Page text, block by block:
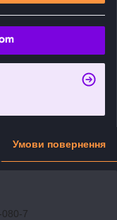
Умови повернення
7